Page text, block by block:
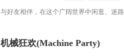
与好友相伴，在这个广阔世界中闲逛、迷路
机械狂欢(Machine Party)